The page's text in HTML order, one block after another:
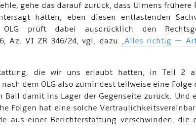
gehe das darauf zurück, dass Ulmens frühere
hätten, eben diesen entlastenden
prüft dabei ausdrücklich den
Az. VI ZR 346/24, vgl. dazu „Alles richtig —
die wir uns erlaubt hatten, in Teil 2
dem OLG also zumindest teilweise eine Folge
damit ins Lager der Gegenseite zurück. Und
Folgen hat eine solche
aus einer Berichterstattung verschwinden, die